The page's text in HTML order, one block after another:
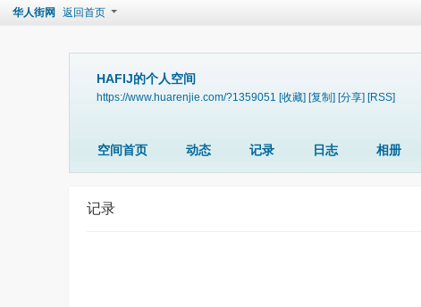
华人街网 返回首页
HAFIJ的个人空间
https://www.huarenjie.com/?1359051 [收藏] [复制] [分享] [RSS]
空间首页 动态 记录 日志 相册
记录